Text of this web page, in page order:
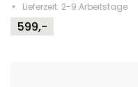
Lieferzeit: 2-9 Arbeitstage
599,-